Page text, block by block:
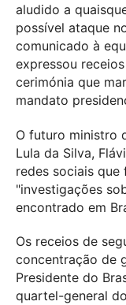
aludido a
possível ataque
comunicado à
expressou
cerimónia que
mandato
O futuro ministro
Lula da Silva,
redes sociais
"investigações
encontrado em
Os receios de
concentração de
Presidente do
quartel-general